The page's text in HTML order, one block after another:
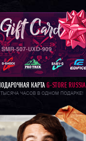
ПОДАРОЧНАЯ КАРТА G-STORE RUSSIA
ТЫСЯЧА ЧАСОВ В ОДНОМ ПОДАРКЕ!